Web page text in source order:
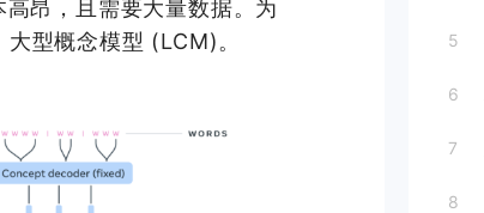
5
6
7
8
昂，且需要大量数据。为
型概念模型 (LCM)。